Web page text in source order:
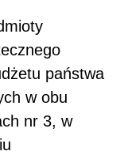
państwa
w obu
nr 3, w